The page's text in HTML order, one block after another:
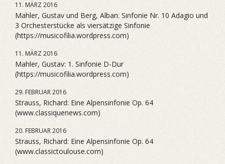
11. MÄRZ 2016
Mahler, Gustav und Berg, Alban: Sinfonie Nr. 10 Adagio und
3 Orchesterstücke als viersätzige Sinfonie
(https://musicofilia.wordpress.com)
11. MÄRZ 2016
Mahler, Gustav: 1. Sinfonie D-Dur
(https://musicofilia.wordpress.com)
29. FEBRUAR 2016
Strauss, Richard: Eine Alpensinfonie Op. 64
(www.classiquenews.com)
20. FEBRUAR 2016
Strauss, Richard: Eine Alpensinfonie Op. 64
(www.classictoulouse.com)